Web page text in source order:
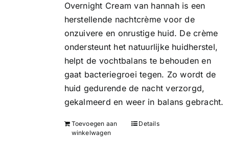
Overnight Cream van hannah is een
herstellende nachtcrème voor de
onzuivere en onrustige huid. De crème
ondersteunt het natuurlijke huidherstel,
helpt de vochtbalans te behouden en
gaat bacteriegroei tegen. Zo wordt de
huid gedurende de nacht verzorgd,
gekalmeerd en weer in balans gebracht.
Toevoegen aan
winkelwagen
Details